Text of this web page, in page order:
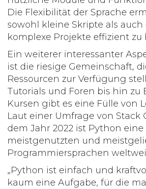
Die Flexibilität der Sprache
sowohl kleine Skripte als auch
komplexe Projekte effizient zu
Ein weiterer interessanter
ist die riesige Gemeinschaft,
Ressourcen zur Verfügung
Tutorials und Foren bis hin zu
Kursen gibt es eine Fülle von
Laut einer Umfrage von Stack
dem Jahr 2022 ist Python eine
meistgenutzten und
Programmiersprachen
„Python ist einfach und
kaum eine Aufgabe, für die